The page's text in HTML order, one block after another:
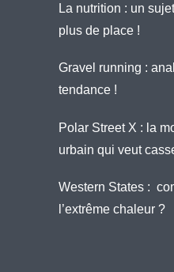
La nutrition : un
plus de place !
Gravel running :
tendance !
Polar Street X : la
urbain qui veut
Western States :
l’extrême chaleur ?